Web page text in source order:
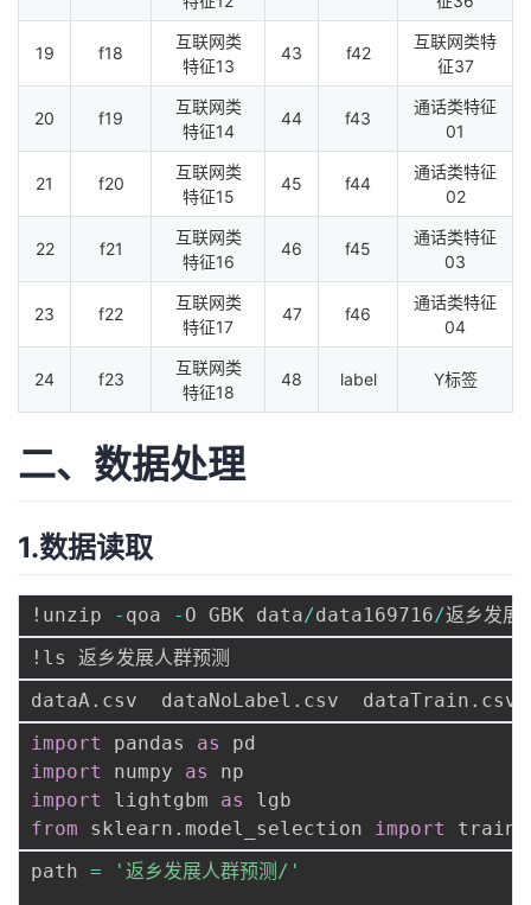
19 f18
互联网类
特征13
43 f42
互联网类特
征37
20 f19
互联网类
特征14
44 f43
通话类特征
01
21 f20
互联网类
特征15
45 f44
通话类特征
02
22 f21
互联网类
特征16
46 f45
通话类特征
03
23 f22
互联网类
特征17
47 f46
通话类特征
04
24 f23
互联网类
特征18
48 label Y标签
二、数据处理
1.数据读取
!unzip - qoa - O GBK data/data169716/返乡发展
import pandas as
import
numpy as
import
lightgbm as
from sklearn . model_selection
import
path = '返乡发展人群预测/'